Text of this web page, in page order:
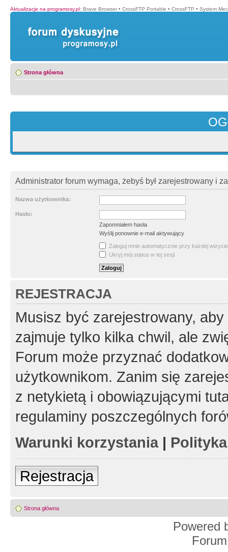
Aktualizacje na programosy.pl: Brave Browser • CrossFTP Portable • CrossFTP • System
Strona główna
Administrator forum wymaga, żebyś był zarejestrowany i
Nazwa użytkownika:
Hasło:
Zapomniałem hasła
Wyślij ponownie e-mail aktywujący
Zaloguj mnie automatycznie przy każdej wizycie
Ukryj mój status w tej sesji
REJESTRACJA
Musisz być zarejestrowany,
zajmuje tylko kilka chwil, ale
Forum może przyznać
użytkownikom. Zanim się
z netykietą i obowiązującymi
regulaminy poszczególnych
Warunki korzystania|
Rejestracja
Strona główna
Powered